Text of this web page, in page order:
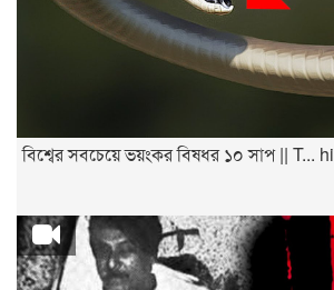
বিশ্বের সবচেয়ে ভয়ংকর বিষধর ১০ সাপ || T... hi